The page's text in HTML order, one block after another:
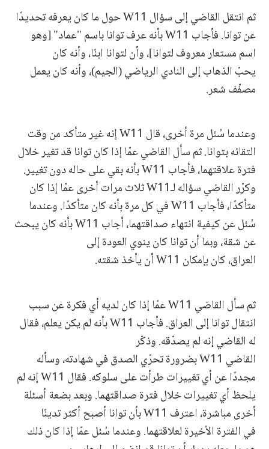
ثم انتقل القاضي إلى سؤال W11 حول ما كان يعرفه تحديدًا
عن توانا. فأجاب W11 بأنه عرف توانا باسم "عماد" [وهو
اسم مستعار معروف لتوانا]، وأن لتوانا ابنًا، وأنه كان
يحبّ الذهاب إلى النادي الرياضي (الجيم)، وأنه كان يعمل
مصفّف شعر.
وعندما سُئل مرة أخرى، قال W11 إنه غير متأكد من وقت
التقائه بتوانا. ثم سأل القاضي عمّا إذا كان توانا قد تغير خلال
فترة علاقتهما، فأجاب W11 بأنه بقي على حاله دون تغيير.
وكرّر القاضي سؤاله لـW11 ثلاث مرات أخرى عمّا إذا كان
متأكدًا، فأجاب W11 في كل مرة بأنه كان متأكدًا. وعندما
سُئل عن كيفية انتهاء صداقتهما، أجاب W11 بأنه كان يبحث
عن شقة، وبما أن توانا كان ينوي العودة إلى
العراق، كان بإمكان W11 أن يأخذ شقته.
ثم سأل القاضي W11 عمّا إذا كان لديه أي فكرة عن سبب
انتقال توانا إلى العراق. فأجاب W11 بأنه لم يكن يعلم، فقال
له القاضي إنه لم يصدّقه. وذكّر
القاضي W11 بضرورة تحرّي الصدق في شهادته، وسأله
مجددًا عن أي تغييرات طرأت على سلوكه. فقال W11 إنه لم
يلحظ أي تغييرات خلال فترة صداقتهما. وبعد بضعة أسئلة
أخرى مباشرة، اعترف W11 بأن توانا أصبح أكثر تدينًا
في الفترة الأخيرة لعلاقتهما. وعندما سُئل عمّا إذا كان ذلك